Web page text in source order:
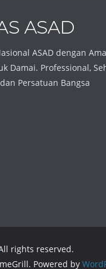
ASAD dengan
Damai. Professional,
Persatuan Bangsa
rights reserved.
Powered by